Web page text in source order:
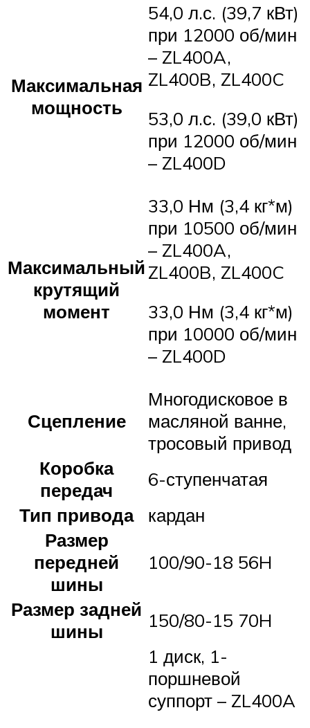
Максимальная
мощность
54,0 л.с. (39,7 кВт)
при 12000 об/мин
– ZL400A,
ZL400B, ZL400C
53,0 л.с. (39,0 кВт)
при 12000 об/мин
– ZL400D
Максимальный
крутящий
момент
33,0 Нм (3,4 кг*м)
при 10500 об/мин
– ZL400A,
ZL400B, ZL400C
33,0 Нм (3,4 кг*м)
при 10000 об/мин
– ZL400D
Сцепление
Многодисковое в
масляной ванне,
тросовый привод
Коробка
передач
6-ступенчатая
Тип привода
кардан
Размер
передней
шины
100/90-18 56H
Размер задней
шины
150/80-15 70H
1 диск, 1-
поршневой
суппорт – ZL400A